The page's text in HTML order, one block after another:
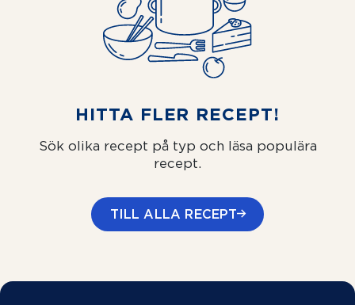
HITTA FLER RECEPT!
Sök olika recept på typ och läsa populära
recept.
TILL ALLA RECEPT